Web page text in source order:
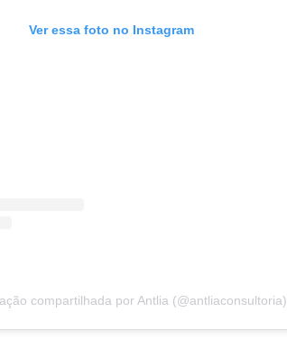
Ver essa foto no Instagram
compartilhada por Antlia (@antliaconsultoria)